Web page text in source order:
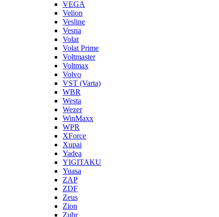
VEGA
Velion
Vesline
Vesna
Volat
Volat Prime
Voltmaster
Voltmax
Volvo
VST (Varta)
WBR
Westa
Wezer
WinMaxx
WPR
XForce
Xupai
Yadea
YIGITAKU
Yuasa
ZAP
ZDF
Zeus
Zion
Zubr